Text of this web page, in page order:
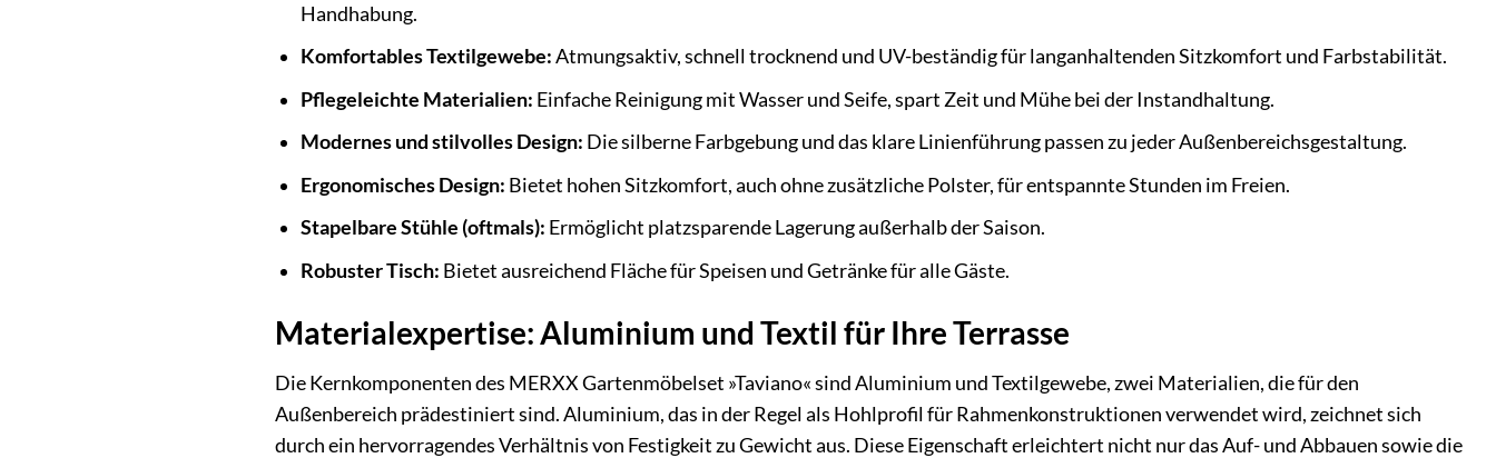
Handhabung.
Komfortables Textilgewebe:Atmungsaktiv, schnell trocknend und UV-beständig für langanhaltenden Sitzkomfort und Farbstabilität.
Pflegeleichte Materialien: Einfache Reinigung mit Wasser und Seife, spart Zeit und Mühe bei der Instandhaltung.
Modernes und stilvolles Design: Die silberne Farbgebung und das klare Linienführung passen zu jeder Außenbereichsgestaltung.
Ergonomisches Design: Bietet hohen Sitzkomfort, auch ohne zusätzliche Polster, für entspannte Stunden im Freien.
Stapelbare Stühle (oftmals): Ermöglicht platzsparende Lagerung außerhalb der Saison.
Robuster Tisch: Bietet ausreichend Fläche für Speisen und Getränke für alle Gäste.
Materialexpertise: Aluminium und Textil für Ihre Terrasse
Die Kernkomponenten des MERXX Gartenmöbelset »Taviano« sind Aluminium und Textilgewebe, zwei Materialien, die für den
Außenbereich prädestiniert sind. Aluminium, das in der Regel als Hohlprofil für Rahmenkonstruktionen verwendet wird, zeichnet sich
durch ein hervorragendes Verhältnis von Festigkeit zu Gewicht aus. Diese Eigenschaft erleichtert nicht nur das Auf- und Abbauen sowie die